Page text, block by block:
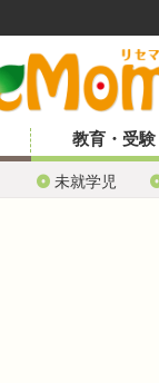
教育・受験
未就学児